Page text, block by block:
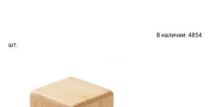
В наличии: 4854
шт.